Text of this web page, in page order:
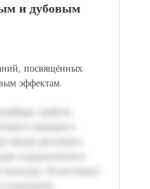
и дубовым
посвящённых
эффектам.